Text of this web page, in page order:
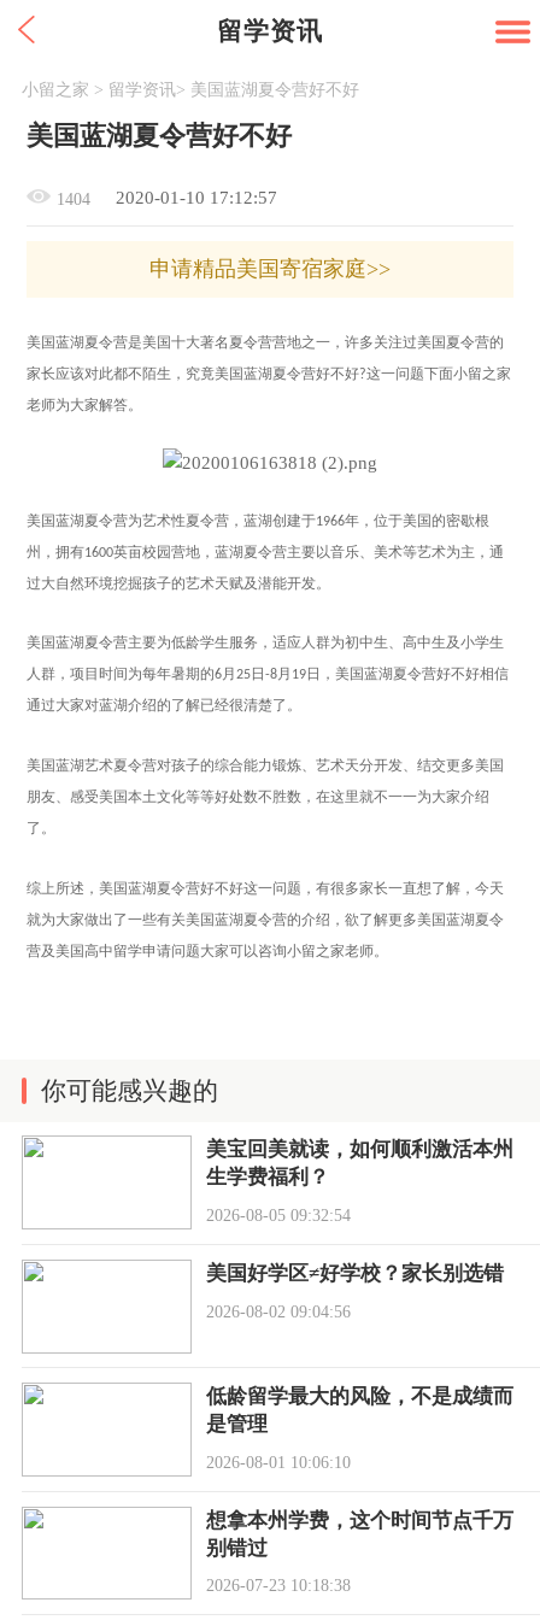
留学资讯
小留之家 > 留学资讯> 美国蓝湖夏令营好不好
美国蓝湖夏令营好不好
1404 2020-01-10 17:12:57
申请精品美国寄宿家庭>>
美国蓝湖夏令营是美国十大著名夏令营营地之一，许多关注过美国夏令营的
家长应该对此都不陌生，究竟美国蓝湖夏令营好不好?这一问题下面小留之家
老师为大家解答。
美国蓝湖夏令营为艺术性夏令营，蓝湖创建于1966年，位于美国的密歇根
州，拥有1600英亩校园营地，蓝湖夏令营主要以音乐、美术等艺术为主，通
过大自然环境挖掘孩子的艺术天赋及潜能开发。
美国蓝湖夏令营主要为低龄学生服务，适应人群为初中生、高中生及小学生
人群，项目时间为每年暑期的6月25日-8月 19日，美国蓝湖夏令营好不好相信
通过大家对蓝湖介绍的了解已经很清楚了。
美国蓝湖艺术夏令营对孩子的综合能力锻炼、艺术天分开发、结交更多美国
朋友、感受美国本土文化等等好处数不胜数，在这里就不一一为大家介绍
了。
综上所述，美国蓝湖夏令营好不好这一问题，有很多家长一直想了解，今天
就为大家做出了一些有关美国蓝湖夏令营的介绍，欲了解更多美国蓝湖夏令
营及美国高中留学申请问题大家可以咨询小留之家老师。
你可能感兴趣的
美宝回美就读，如何顺利激活本州
生学费福利？
2026-08-05 09:32:54
美国好学区≠好学校？家长别选错
2026-08-02 09:04:56
低龄留学最大的风险，不是成绩而
是管理
2026-08-01 10:06:10
想拿本州学费，这个时间节点千万
别错过
2026-07-23 10:18:38